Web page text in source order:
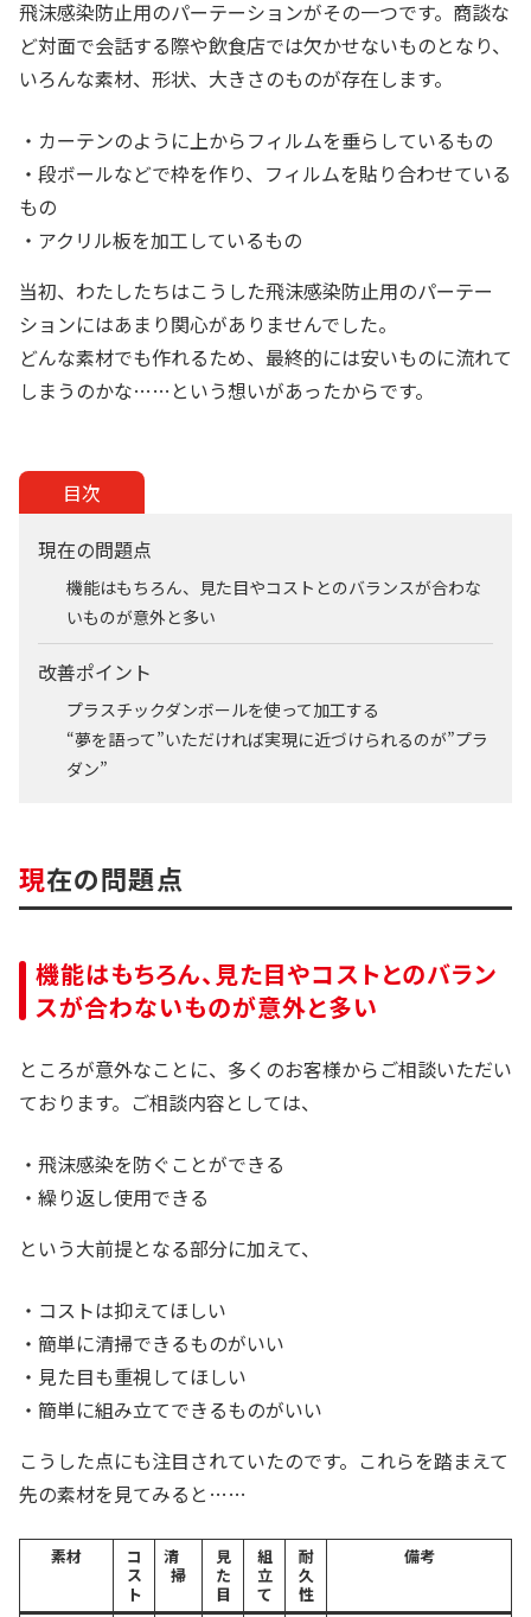
飛沫感染防止用のパーテーションがその一つです。商談な
ど対面で会話する際や飲食店では欠かせないものとなり、
いろんな素材、形状、大きさのものが存在します。
・カーテンのように上からフィルムを垂らしているもの
・段ボールなどで枠を作り、フィルムを貼り合わせている
もの
・アクリル板を加工しているもの
当初、わたしたちはこうした飛沫感染防止用のパーテー
ションにはあまり関心がありませんでした。
どんな素材でも作れるため、最終的には安いものに流れて
しまうのかな……という想いがあったからです。
目次
現在の問題点
機能はもちろん、見た目やコストとのバランスが合わな
いものが意外と多い
改善ポイント
プラスチックダンボールを使って加工する
“夢を語って”いただければ実現に近づけられるのが”プラ
ダン”
現在の問題点
機能はもちろん、見た目やコストとのバラン
スが合わないものが意外と多い
ところが意外なことに、多くのお客様からご相談いただい
ております。ご相談内容としては、
・飛沫感染を防ぐことができる
・繰り返し使用できる
という大前提となる部分に加えて、
・コストは抑えてほしい
・簡単に清掃できるものがいい
・見た目も重視してほしい
・簡単に組み立てできるものがいい
こうした点にも注目されていたのです。これらを踏まえて
先の素材を見てみると……
素材
コ
ス
ト
清
掃
見
た
目
組
立
て
耐
久
性
備考